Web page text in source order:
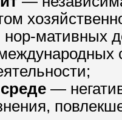
нор-мативных
—